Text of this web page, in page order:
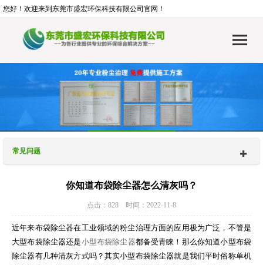
您好！欢迎来到东莞市盛宏环保科技有限公司官网！
常见问题
你知道布袋除尘器怎么清灰吗？
点击：828 时间：2022-11-8
近年来布袋除尘器在工业领域的粉尘治理方面的应用极为广泛，不管是
大型布袋除尘器还是小型布袋除尘器都备受青睐！那么你知道小型布袋
除尘器有几种清灰方式吗？其实小型布袋除尘器就是我们平时俗称单机